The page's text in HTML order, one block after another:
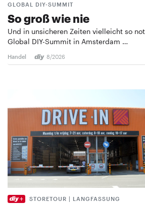
GLOBAL DIY-SUMMIT
So groß wie nie
Und in unsicheren Zeiten vielleicht so
Global DIY-Summit in Amsterdam …
Handel 8/2026
STORETOUR | LANGFASSUNG